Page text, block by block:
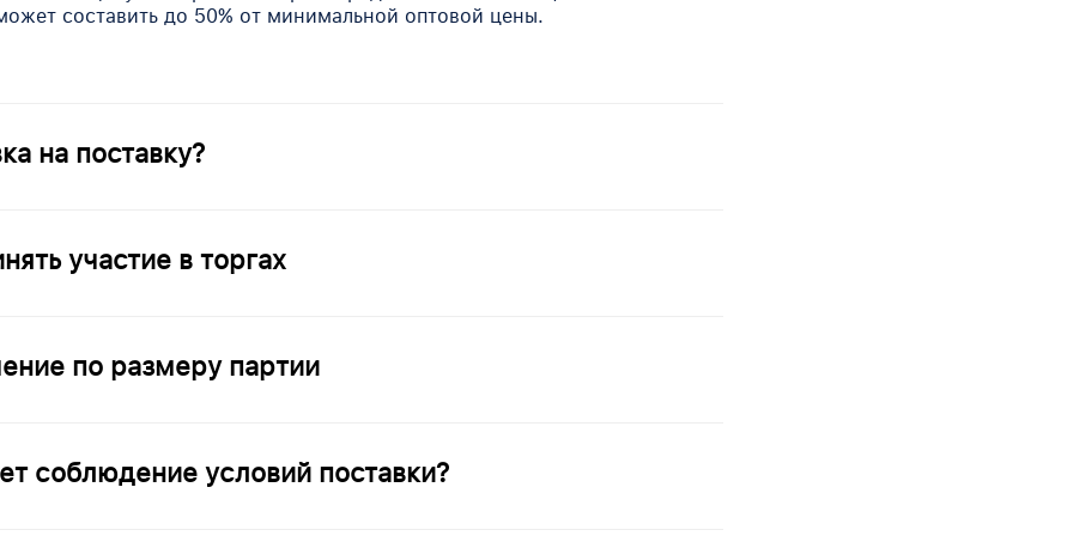
составить до 50% от минимальной оптовой цены.
на поставку?
партии конкретного товара (или товаров) на оговоренных
срок.
участие в торгах
по размеру партии
поставщик будет готов уступить.
соблюдение условий поставки?